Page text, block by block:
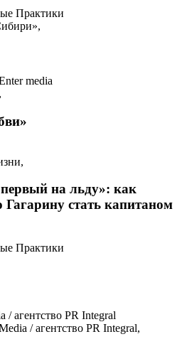
Практики
media
на льду»: как
стать капитаном
Практики
/ агентство PR Integral
/ агентство PR Integral,